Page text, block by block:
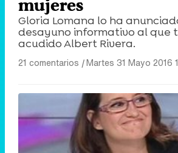
mujeres
Gloria Lomana lo ha
desayuno informativo al que
acudido Albert Rivera.
21 comentarios |Martes 31 Mayo 2016